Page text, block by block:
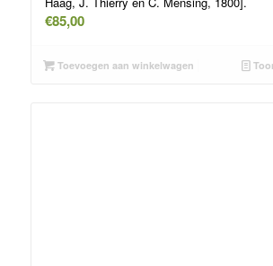
€85,00
Toevoegen aan winkelwagen